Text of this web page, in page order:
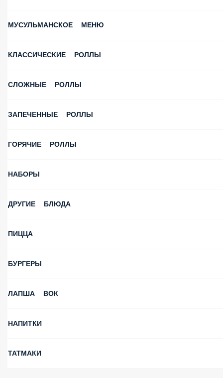
МУСУЛЬМАНСКОЕ МЕНЮ
КЛАССИЧЕСКИЕ РОЛЛЫ
СЛОЖНЫЕ РОЛЛЫ
ЗАПЕЧЕННЫЕ РОЛЛЫ
ГОРЯЧИЕ РОЛЛЫ
НАБОРЫ
ДРУГИЕ БЛЮДА
ПИЦЦА
БУРГЕРЫ
ЛАПША ВОК
НАПИТКИ
ТАТМАКИ